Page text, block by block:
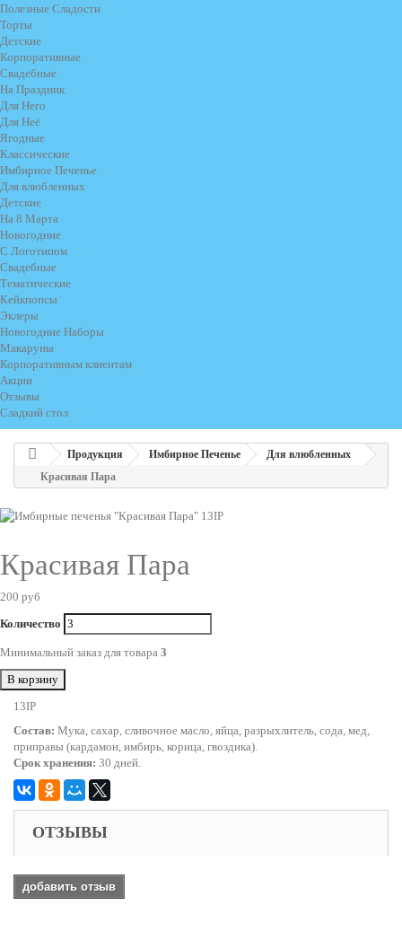
Полезные Сладости
Торты
Детские
Корпоративные
Свадебные
На Праздник
Для Него
Для Неё
Ягодные
Классические
Имбирное Печенье
Для влюбленных
Детские
На 8 Марта
Новогодние
С Логотипом
Свадебные
Тематические
Кейкпопсы
Эклеры
Новогодние Наборы
Макаруны
Корпоративным клиентам
Акции
Отзывы
Сладкий стол
Продукция Имбирное Печенье
Для влюбленных
Красивая Пара
Красивая Пара
200 руб
Количество
Минимальный заказ для товара 3
В корзину
13IP
Состав: Мука, сахар, сливочное масло, яйца, разрыхлитель, сода, мед,
приправы (кардамон, имбирь, корица, гвоздика).
Срок хранения: 30 дней.
ОТЗЫВЫ
добавить отзыв